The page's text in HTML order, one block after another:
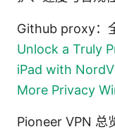
Github proxy：
Unlock a Truly
iPad with
More Privacy
Pioneer VPN 总